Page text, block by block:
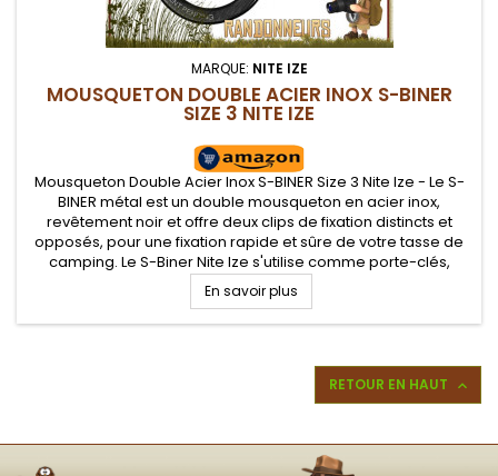
MARQUE: NITE IZE
MOUSQUETON DOUBLE ACIER INOX S-BINER
SIZE 3 NITE IZE
Mousqueton Double Acier Inox S-BINER Size 3 Nite Ize - Le S-
BINER métal est un double mousqueton en acier inox,
revêtement noir et offre deux clips de fixation distincts et
opposés, pour une fixation rapide et sûre de votre tasse de
camping. Le S-Biner Nite Ize s'utilise comme porte-clés,
mousqueton sur sac à dos...
En savoir plus
RETOUR EN HAUT 